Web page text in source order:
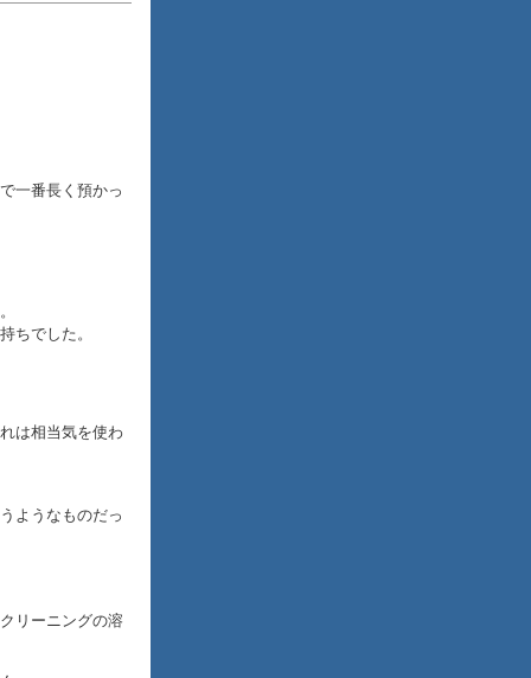
一番長く預かっ
ちでした。
は相当気を使わ
ようなものだっ
リーニングの溶